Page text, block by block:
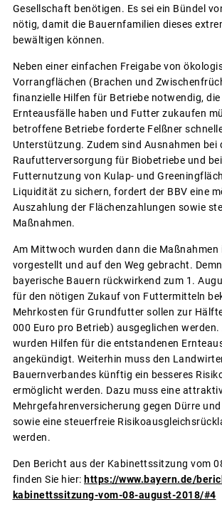
Gesellschaft benötigen. Es sei ein Bündel
nötig, damit die Bauernfamilien dieses
bewältigen können.
Neben einer einfachen Freigabe von
Vorrangflächen (Brachen und
finanzielle Hilfen für Betriebe notwendig, die
Ernteausfälle haben und Futter zukaufen
betroffene Betriebe forderte Felßner
Unterstützung. Zudem sind Ausnahmen bei
Raufutterversorgung für Biobetriebe und
Futternutzung von Kulap- und
Liquidität zu sichern, fordert der BBV eine
Auszahlung der Flächenzahlungen sowie
Maßnahmen.
Am Mittwoch wurden dann die Maßnahmen
vorgestellt und auf den Weg gebracht.
bayerische Bauern rückwirkend zum 1.
für den nötigen Zukauf von Futtermitteln
Mehrkosten für Grundfutter sollen zur
000 Euro pro Betrieb) ausgeglichen werden.
wurden Hilfen für die entstandenen
angekündigt. Weiterhin muss den
Bauernverbandes künftig ein besseres
ermöglicht werden. Dazu muss eine
Mehrgefahrenversicherung gegen Dürre
sowie eine steuerfreie
werden.
Den Bericht aus der Kabinettssitzung vom
finden Sie hier: https://www.bayern.de/
kabinettssitzung-vom-08-august-2018/#4